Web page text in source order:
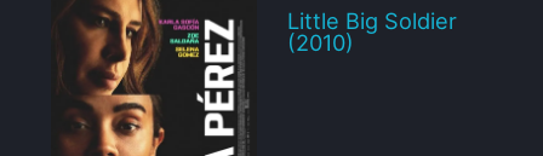
Little Big Soldier
(2010)